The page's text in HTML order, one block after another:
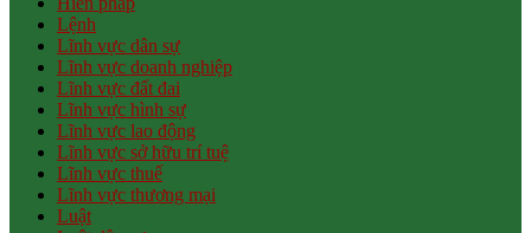
Lệnh
Lĩnh vực dân sự
Lĩnh vực doanh nghiệp
Lĩnh vực đất đai
Lĩnh vực hình sự
Lĩnh vực lao động
Lĩnh vực sở hữu trí tuệ
Lĩnh vực thuế
Lĩnh vực thương mại
Luật